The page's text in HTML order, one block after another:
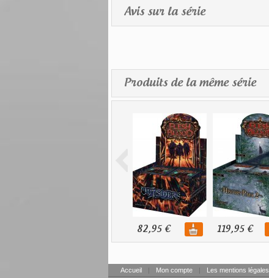
Avis sur la série
Produits de la même série
82,95 € 119,95 €
Accueil | Mon compte | Les mentions légales